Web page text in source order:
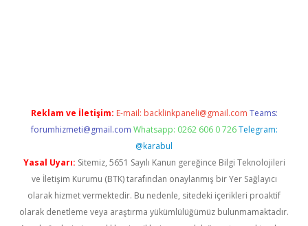
Reklam ve İletişim: E-mail: backlinkpaneli@gmail.com Teams:
forumhizmeti@gmail.com Whatsapp: 0262 606 0 726 Telegram:
@karabul
Yasal Uyarı: Sitemiz, 5651 Sayılı Kanun gereğince Bilgi Teknolojileri
ve İletişim Kurumu (BTK) tarafından onaylanmış bir Yer Sağlayıcı
olarak hizmet vermektedir. Bu nedenle, sitedeki içerikleri proaktif
olarak denetleme veya araştırma yükümlülüğümüz bulunmamaktadır.